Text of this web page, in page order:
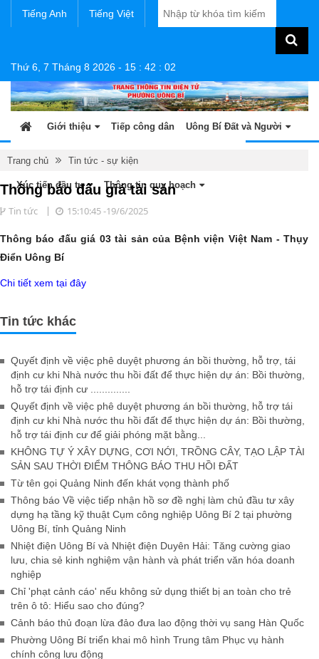
Tiếng Anh Tiếng Việt
Thứ 6, 7 Tháng 8 2026 - 15 : 42 : 02
Giới thiệu Tiếp công dân Uông Bí Đất và Người
Tin tức - sự kiện Sản phẩm OCOP
Xúc tiến đầu tư Thông tin quy hoạch
Trang chủ Tin tức - sự kiện
Thông báo đấu giá tài sản
Tin tức 15:10:45 -19/6/2025
Thông báo đấu giá 03 tài sản của Bệnh viện Việt Nam - Thụy
Điển Uông Bí
Chi tiết xem tại đây
Tin tức khác
Quyết định về việc phê duyệt phương án bồi thường, hỗ trợ, tái
định cư khi Nhà nước thu hồi đất để thực hiện dự án: Bồi thường,
hỗ trợ tái định cư ..............
Quyết định về việc phê duyệt phương án bồi thường, hỗ trợ tái
định cư khi Nhà nước thu hồi đất để thực hiện dự án: Bồi thường,
hỗ trợ tái định cư để giải phóng mặt bằng...
KHÔNG TỰ Ý XÂY DỰNG, CƠI NỚI, TRỒNG CÂY, TẠO LẬP TÀI
SẢN SAU THỜI ĐIỂM THÔNG BÁO THU HỒI ĐẤT
Từ tên gọi Quảng Ninh đến khát vọng thành phố
Thông báo Về việc tiếp nhận hồ sơ đề nghị làm chủ đầu tư xây
dựng hạ tầng kỹ thuật Cụm công nghiệp Uông Bí 2 tại phường
Uông Bí, tỉnh Quảng Ninh
Nhiệt điện Uông Bí và Nhiệt điện Duyên Hải: Tăng cường giao
lưu, chia sẻ kinh nghiệm vận hành và phát triển văn hóa doanh
nghiệp
Chỉ 'phạt cảnh cáo' nếu không sử dụng thiết bị an toàn cho trẻ
trên ô tô: Hiểu sao cho đúng?
Cảnh báo thủ đoạn lừa đảo đưa lao động thời vụ sang Hàn Quốc
Phường Uông Bí triển khai mô hình Trung tâm Phục vụ hành
chính công lưu động